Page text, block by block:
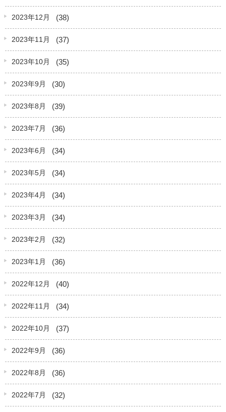
2023年12月 (38)
2023年11月 (37)
2023年10月 (35)
2023年9月 (30)
2023年8月 (39)
2023年7月 (36)
2023年6月 (34)
2023年5月 (34)
2023年4月 (34)
2023年3月 (34)
2023年2月 (32)
2023年1月 (36)
2022年12月 (40)
2022年11月 (34)
2022年10月 (37)
2022年9月 (36)
2022年8月 (36)
2022年7月 (32)